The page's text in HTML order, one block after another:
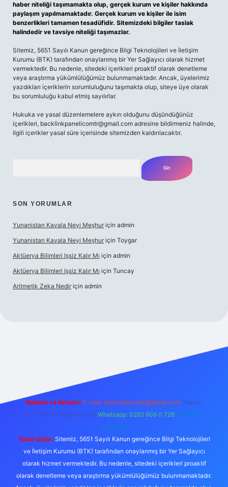
haber niteliği taşımamakta olup, gerçek kurum ve kişiler hakkında
paylaşım yapılmamaktadır. Gerçek kurum ve kişiler ile isim
benzerlikleri tamamen tesadüfidir. Sitemizdeki bilgiler taslak
halindedir ve tavsiye niteliği taşımazlar.
Sitemiz, 5651 Sayılı Kanun gereğince Bilgi Teknolojileri ve İletişim
Kurumu (BTK) tarafından onaylanmış bir Yer Sağlayıcı olarak hizmet
vermektedir. Bu nedenle, sitedeki içerikleri proaktif olarak denetleme
veya araştırma yükümlülüğümüz bulunmamaktadır. Ancak, üyelerimiz
yazdıkları içeriklerin sorumluluğunu taşımakta olup, siteye üye olarak
bu sorumluluğu kabul etmiş sayılırlar.
Hukuka ve yasal düzenlemelere aykırı olduğunu düşündüğünüz
içerikleri, backlinkpanelicomtr@gmail.com adresine bildirmeniz halinde,
ilgili içerikler yasal süre içerisinde sitemizden kaldırılacaktır.
SON YORUMLAR
Yunanistan Kavala Neyi Meşhur için admin
Yunanistan Kavala Neyi Meşhur için Toygar
Aktüerya Bilimleri Işsiz Kalır Mı için admin
Aktüerya Bilimleri Işsiz Kalır Mı için Tuncay
Aritmetik Zeka Nedir için admin
Reklam ve İletişim: E-mail: backlinkpaneli@gmail.com Teams:
forumhizmeti@gmail.com Whatsapp: 0262 606 0 726 Telegram:
@karabul
Yasal Uyarı: Sitemiz, 5651 Sayılı Kanun gereğince Bilgi Teknolojileri
ve İletişim Kurumu (BTK) tarafından onaylanmış bir Yer Sağlayıcı
olarak hizmet vermektedir. Bu nedenle, sitedeki içerikleri proaktif
olarak denetleme veya araştırma yükümlülüğümüz bulunmamaktadır.